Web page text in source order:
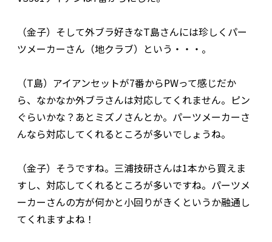
（金子）そして外ブラ好きなT島さんには珍しくパー
ツメーカーさん（地クラブ）という・・・。
（T島）アイアンセットが7番からPWって感じだか
ら、なかなか外ブラさんは対応してくれません。ピン
ぐらいかな？あとミズノさんとか。パーツメーカーさ
んなら対応してくれるところが多いでしょうね。
（金子）そうですね。三浦技研さんは1本から買えま
すし、対応してくれるところが多いですね。パーツメ
ーカーさんの方が何かと小回りがきくというか融通し
てくれますよね！